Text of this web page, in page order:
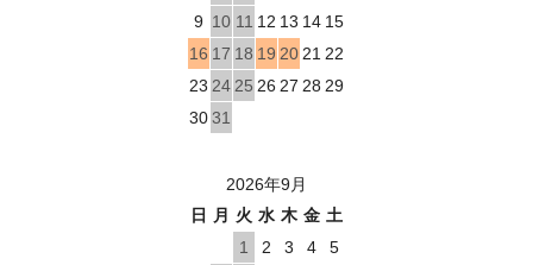
9 10 11 12 13 14 15
16 17 18 19 20 21 22
23 24 25 26 27 28 29
3031
2026年9月
日
月 火 水 木 金 土
1
2 3 4
5